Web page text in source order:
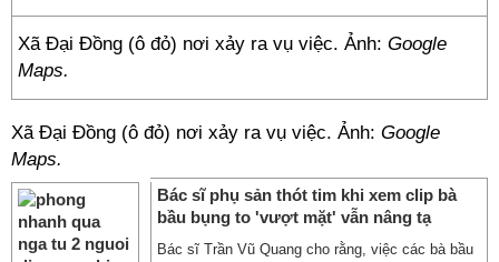
Xã Đại Đồng (ô đỏ) nơi xảy ra vụ việc. Ảnh: Google
Maps.
Xã Đại Đồng (ô đỏ) nơi xảy ra vụ việc. Ảnh: Google
Maps.
Bác sĩ phụ sản thót tim khi xem clip bà
bầu bụng to 'vượt mặt' vẫn nâng tạ
Bác sĩ Trần Vũ Quang cho rằng, việc các bà bầu